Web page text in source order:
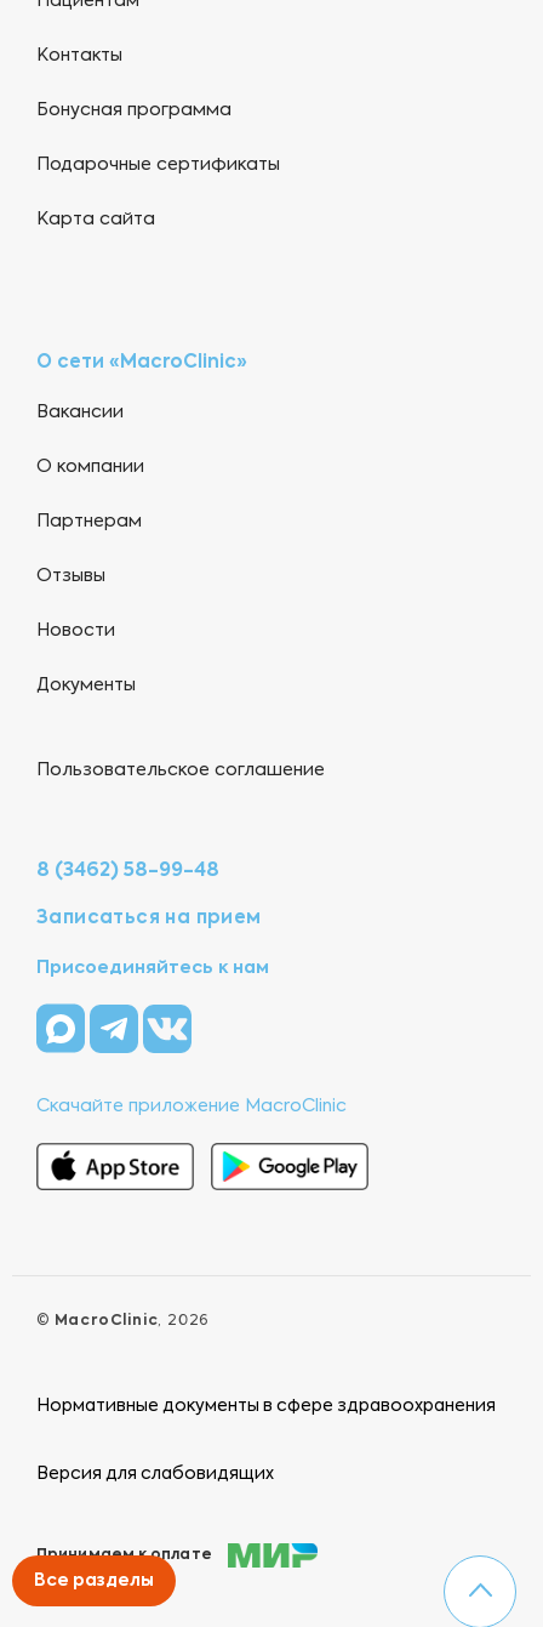
Контакты
Бонусная программа
Подарочные сертификаты
Карта сайта
О сети «MacroClinic»
Вакансии
О компании
Партнерам
Отзывы
Новости
Документы
Пользовательское соглашение
8 (3462) 58-99-48
Записаться на прием
Присоединяйтесь к нам
Скачайте приложение MacroClinic
© MacroClinic, 2026
Нормативные документы в сфере здравоохранения
Версия для слабовидящих
Принимаем к оплате
Все разделы